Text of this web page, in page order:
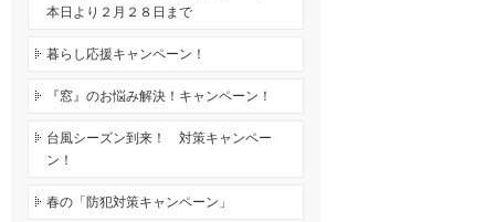
本日より２月２８日まで
暮らし応援キャンペーン！
『窓』のお悩み解決！キャンペーン！
台風シーズン到来！ 対策キャンペー
ン！
春の「防犯対策キャンペーン」